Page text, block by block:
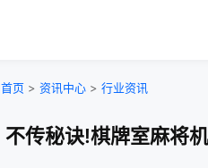
首页 > 资讯中心 > 行业资讯
不传秘诀!棋牌室麻将